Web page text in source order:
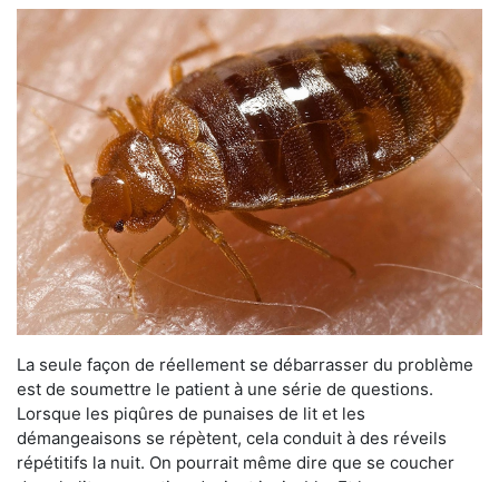
La seule façon de réellement se débarrasser du problème
est de soumettre le patient à une série de questions.
Lorsque les piqûres de punaises de lit et les
démangeaisons se répètent, cela conduit à des réveils
répétitifs la nuit. On pourrait même dire que se coucher